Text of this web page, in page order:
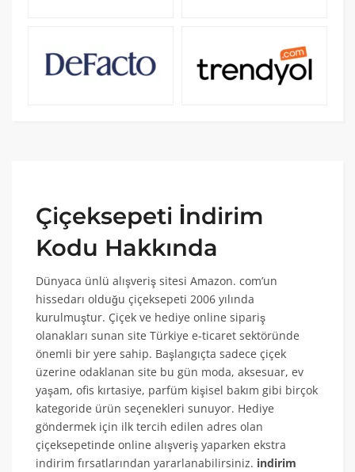
Çiçeksepeti İndirim
Kodu Hakkında
Dünyaca ünlü alışveriş sitesi Amazon. com’un
hissedarı olduğu çiçeksepeti 2006 yılında
kurulmuştur. Çiçek ve hediye online sipariş
olanakları sunan site Türkiye e-ticaret sektöründe
önemli bir yere sahip. Başlangıçta sadece çiçek
üzerine odaklanan site bu gün moda, aksesuar, ev
yaşam, ofis kırtasiye, parfüm kişisel bakım gibi birçok
kategoride ürün seçenekleri sunuyor. Hediye
göndermek için ilk tercih edilen adres olan
çiçeksepetinde online alışveriş yaparken ekstra
indirim fırsatlarından yararlanabilirsiniz. indirim